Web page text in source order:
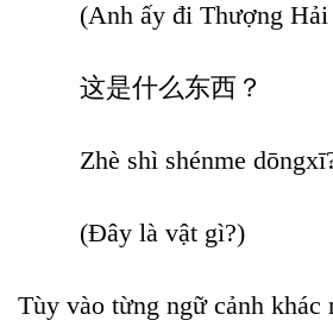
(Anh ấy đi Thượng
这是什么东西？
Zhè shì shénme
(Đây là vật gì?)
Tùy vào từng ngữ cảnh khác